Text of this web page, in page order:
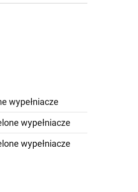
wypełniacze
wypełniacze
wypełniacze